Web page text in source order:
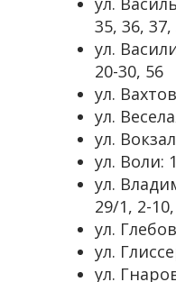
35, 36,
ул.
20-30, 56
ул.
ул.
ул.
ул. Воли:
ул.
29/1, 2-
ул.
ул.
ул.